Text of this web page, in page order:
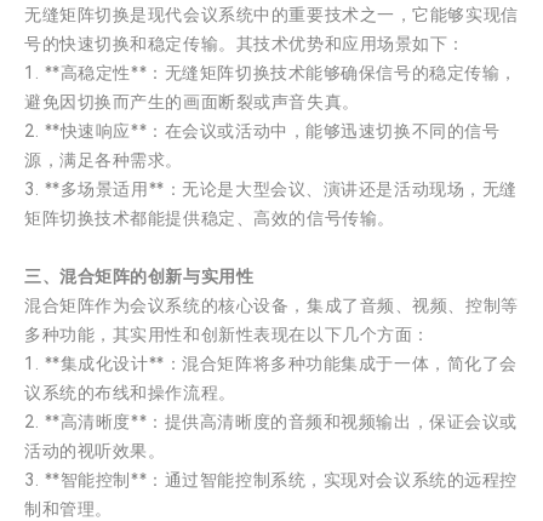
无缝矩阵切换是现代会议系统中的重要技术之一，它能够实现信
号的快速切换和稳定传输。其技术优势和应用场景如下：
1. **高稳定性**：无缝矩阵切换技术能够确保信号的稳定传输，
避免因切换而产生的画面断裂或声音失真。
2. **快速响应**：在会议或活动中，能够迅速切换不同的信号
源，满足各种需求。
3. **多场景适用**：无论是大型会议、演讲还是活动现场，无缝
矩阵切换技术都能提供稳定、高效的信号传输。
三、混合矩阵的创新与实用性
混合矩阵作为会议系统的核心设备，集成了音频、视频、控制等
多种功能，其实用性和创新性表现在以下几个方面：
1. **集成化设计**：混合矩阵将多种功能集成于一体，简化了会
议系统的布线和操作流程。
2. **高清晰度**：提供高清晰度的音频和视频输出，保证会议或
活动的视听效果。
3. **智能控制**：通过智能控制系统，实现对会议系统的远程控
制和管理。